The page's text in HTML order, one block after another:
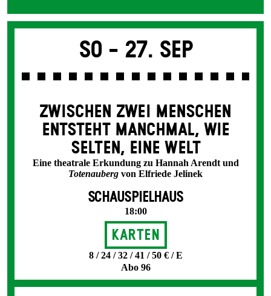
So - 27. Sep
ZWISCHEN ZWEI MENSCHEN
ENT­STEHT MANCH­MAL, WIE
SELTEN, EINE WELT
Eine theatrale Erkundung zu Hannah Arendt und
Totenauberg von Elfriede Jelinek
SCHAUSPIELHAUS
18:00
Karten
8 / 24 / 32 / 41 / 50 € / E
Abo 96